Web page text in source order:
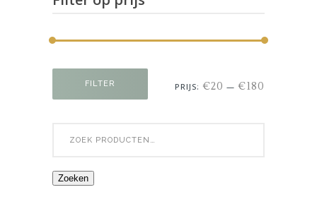
prijs
prijs
FILTER PRIJS: €20 — €180
Zoeken